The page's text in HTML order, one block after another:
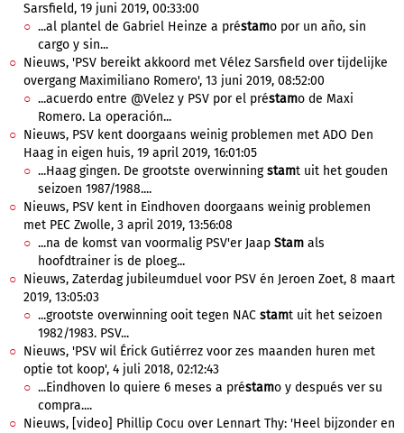
Sarsfield, 19 juni 2019, 00:33:00
...al plantel de Gabriel Heinze a préstamo por un año, sin
cargo y sin...
Nieuws, 'PSV bereikt akkoord met Vélez Sarsfield over tijdelijke
overgang Maximiliano Romero', 13 juni 2019, 08:52:00
...acuerdo entre @Velez y PSV por el préstamo de Maxi
Romero. La operación...
Nieuws, PSV kent doorgaans weinig problemen met ADO Den
Haag in eigen huis, 19 april 2019, 16:01:05
...Haag gingen. De grootste overwinningstamt uit het gouden
seizoen 1987/1988....
Nieuws, PSV kent in Eindhoven doorgaans weinig problemen
met PEC Zwolle, 3 april 2019, 13:56:08
...na de komst van voormalig PSV'er Jaap Stam als
hoofdtrainer is de ploeg...
Nieuws, Zaterdag jubileumduel voor PSV én Jeroen Zoet, 8 maart
2019, 13:05:03
...grootste overwinning ooit tegen NAC stamt uit het seizoen
1982/1983. PSV...
Nieuws, 'PSV wil Érick Gutiérrez voor zes maanden huren met
optie tot koop', 4 juli 2018, 02:12:43
...Eindhoven lo quiere 6 meses a préstamo y después ver su
compra....
Nieuws, [video] Phillip Cocu over Lennart Thy: 'Heel bijzonder en